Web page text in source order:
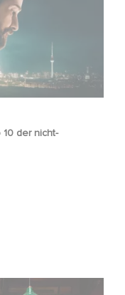
10 der nicht-
Willkommen im